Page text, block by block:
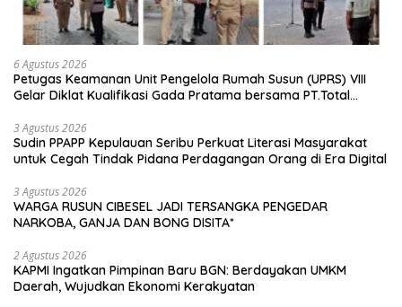
6 Agustus 2026
Petugas Keamanan Unit Pengelola Rumah Susun (UPRS) VIII
Gelar Diklat Kualifikasi Gada Pratama bersama PT.Total
Jaya*
3 Agustus 2026
Sudin PPAPP Kepulauan Seribu Perkuat Literasi Masyarakat
untuk Cegah Tindak Pidana Perdagangan Orang di Era Digital
3 Agustus 2026
WARGA RUSUN CIBESEL JADI TERSANGKA PENGEDAR
NARKOBA, GANJA DAN BONG DISITA*
2 Agustus 2026
KAPMI Ingatkan Pimpinan Baru BGN: Berdayakan UMKM
Daerah, Wujudkan Ekonomi Kerakyatan